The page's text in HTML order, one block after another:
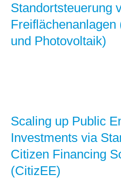
Standortsteuerung
und Photovoltaik)
Scaling up Public
Investments via
Citizen Financing
(CitizEE)